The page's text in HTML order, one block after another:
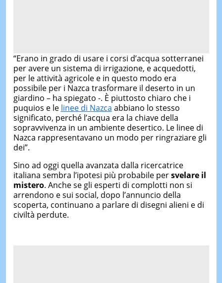
“Erano in grado di usare i corsi d’acqua sotterranei
per avere un sistema di irrigazione, e acquedotti,
per le attività agricole e in questo modo era
possibile per i Nazca trasformare il deserto in un
giardino – ha spiegato -. È piuttosto chiaro che i
puquios e le linee di Nazca abbiano lo stesso
significato, perché l’acqua era la chiave della
sopravvivenza in un ambiente desertico. Le linee di
Nazca rappresentavano un modo per ringraziare gli
dei”.
Sino ad oggi quella avanzata dalla ricercatrice
italiana sembra l’ipotesi più probabile persvelare il
mistero. Anche se gli esperti di complotti non si
arrendono e sui social, dopo l’annuncio della
scoperta, continuano a parlare di disegni alieni e di
civiltà perdute.